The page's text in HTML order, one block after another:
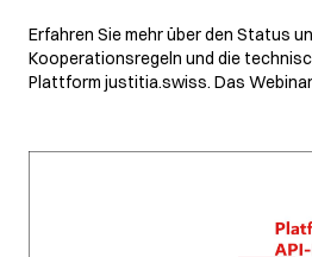
Erfahren Sie mehr über den Status
Kooperationsregeln und die
Plattform justitia.swiss. Das